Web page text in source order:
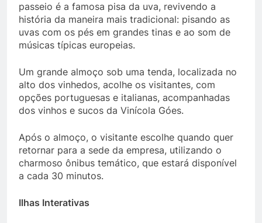
passeio é a famosa pisa da uva, revivendo a
história da maneira mais tradicional: pisando as
uvas com os pés em grandes tinas e ao som de
músicas típicas europeias.
Um grande almoço sob uma tenda, localizada no
alto dos vinhedos, acolhe os visitantes, com
opções portuguesas e italianas, acompanhadas
dos vinhos e sucos da Vinícola Góes.
Após o almoço, o visitante escolhe quando quer
retornar para a sede da empresa, utilizando o
charmoso ônibus temático, que estará disponível
a cada 30 minutos.
Ilhas Interativas